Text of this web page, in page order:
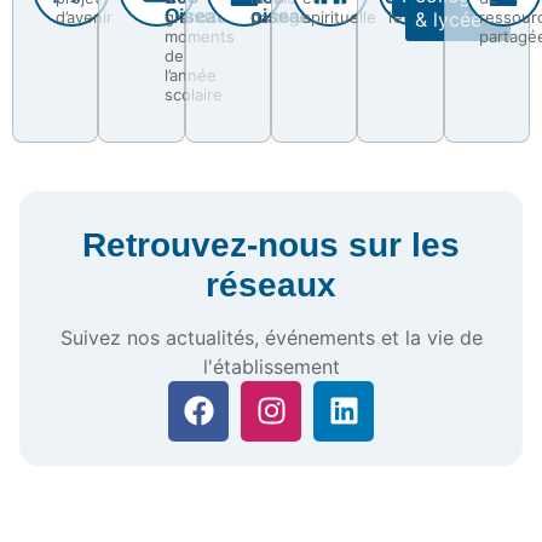
d’avenir
Oiseaux
grands
moments
de
l’année
scolaire
oiseaux
partagésspirituelle
l’établissement
& lycée
Retrouvez-nous sur les
réseaux
Suivez nos actualités, événements et la vie de
l'établissement